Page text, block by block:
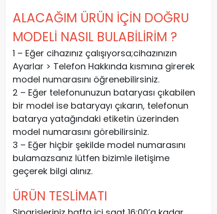
ALACAĞIM ÜRÜN İÇİN DOĞRU
MODELİ NASIL BULABİLİRİM ?
1 – Eğer cihazınız çalışıyorsa;cihazınızın
Ayarlar > Telefon Hakkında kısmına girerek
model numarasını öğrenebilirsiniz.
2 – Eğer telefonunuzun bataryası çıkabilen
bir model ise bataryayı çıkarın, telefonun
batarya yatağındaki etiketin üzerinden
model numarasını görebilirsiniz.
3 – Eğer hiçbir şekilde model numarasını
bulamazsanız lütfen bizimle iletişime
geçerek bilgi alınız.
ÜRÜN TESLİMATI